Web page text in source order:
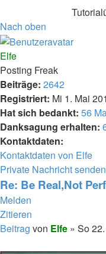
Nach oben
Elfe
Posting Freak
Beiträge: 2642
Registriert: Mi 1. Mai
Hat sich bedankt: 56
Danksagung erhalten:
Kontaktdaten:
Kontaktdaten von Elfe
Private Nachricht senden
Re: Be Real,Not
Melden
Zitieren
Beitrag von Elfe » So